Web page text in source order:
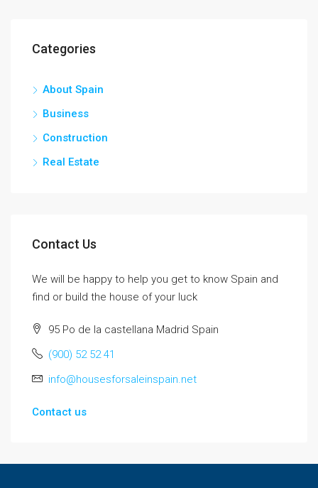
Categories
About Spain
Business
Construction
Real Estate
Contact Us
We will be happy to help you get to know Spain and
find or build the house of your luck
95 Po de la castellana Madrid Spain
(900) 52 52 41
info@housesforsaleinspain.net
Contact us